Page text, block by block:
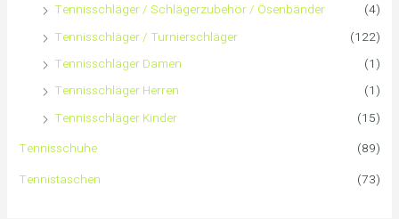
Tennisschläger / Schlägerzubehör / Ösenbänder
(4)
Tennisschläger / Turnierschläger
(122)
Tennisschläger Damen
(1)
Tennisschläger Herren
(1)
Tennisschläger Kinder
(15)
Tennisschuhe
(89)
Tennistaschen
(73)